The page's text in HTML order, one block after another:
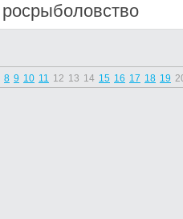
росрыболовство
8 9 10 11 12 13 14 15 16 17 18 19